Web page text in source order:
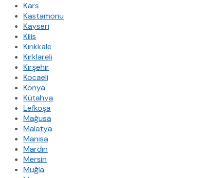
Kars
Kastamonu
Kayseri
Kilis
Kırıkkale
Kırklareli
Kırşehir
Kocaeli
Konya
Kütahya
Lefkoşa
Mağusa
Malatya
Manisa
Mardin
Mersin
Muğla